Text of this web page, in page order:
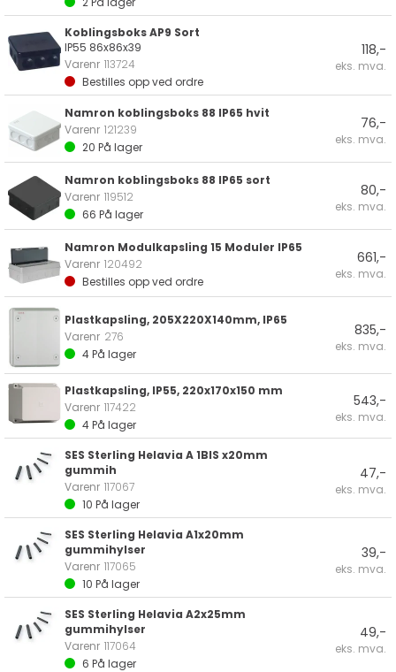
Koblingsboks AP9 Sort
IP55 86x86x39
Varenr 113724
Bestilles opp ved ordre
118,-
eks. mva.
Namron koblingsboks 88 IP65 hvit
Varenr 121239
20 På lager
76,-
eks. mva.
Namron koblingsboks 88 IP65 sort
Varenr 119512
66 På lager
80,-
eks. mva.
Namron Modulkapsling 15 Moduler IP65
Varenr 120492
Bestilles opp ved ordre
661,-
eks. mva.
Plastkapsling, 205X220X140mm, IP65
Varenr 276
4På lager
835,-
eks. mva.
Plastkapsling, IP55, 220x170x150 mm
Varenr 117422
4På lager
543,-
eks. mva.
SES Sterling Helavia A 1BIS x20mm
gummih
Varenr 117067
10 På lager
47,-
eks. mva.
SES Sterling Helavia A1x20mm
gummihylser
Varenr 117065
10 På lager
39,-
eks. mva.
SES Sterling Helavia A2x25mm
gummihylser
Varenr 117064
6 På lager
49,-
eks. mva.